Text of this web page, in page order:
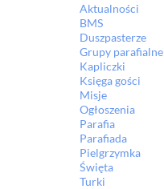
Aktualności
BMS
Duszpasterze
Grupy parafialne
Kapliczki
Księga gości
Misje
Ogłoszenia
Parafia
Parafiada
Pielgrzymka
Święta
Turki